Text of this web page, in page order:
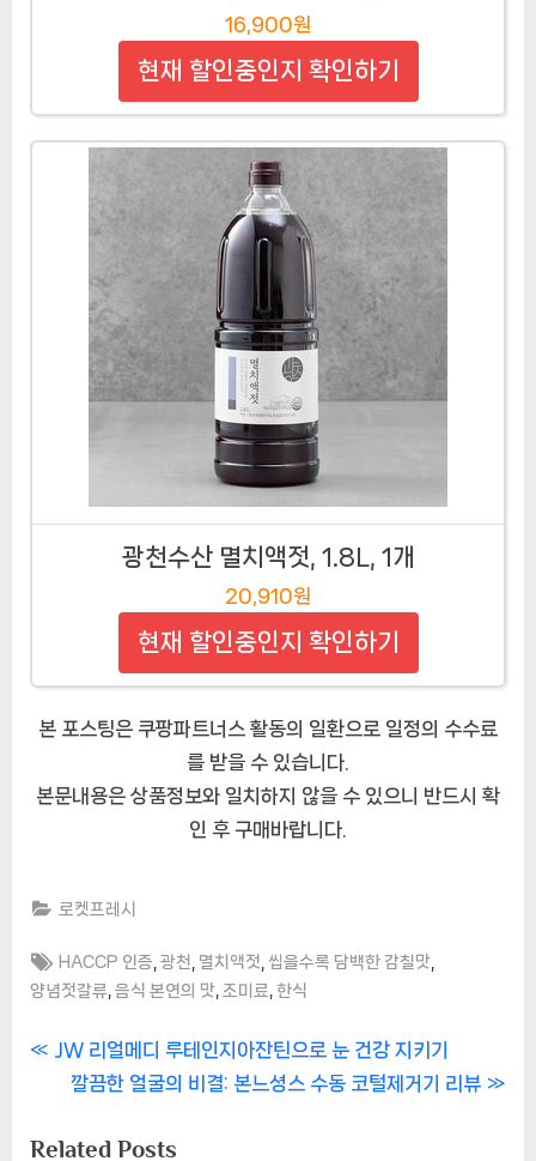
16,900원
현재 할인중인지 확인하기
광천수산 멸치액젓, 1.8L, 1개
20,910원
현재 할인중인지 확인하기
본 포스팅은 쿠팡파트너스 활동의 일환으로 일정의 수수료
를 받을 수 있습니다.
본문내용은 상품정보와 일치하지 않을 수 있으니 반드시 확
인 후 구매바랍니다.
로켓프레시
Tags:
HACCP 인증 ,광천 멸치액젓 씹을수록 담백한 감칠맛
양념젓갈류 음식 본연의 맛 조미료 한식
글P
v
JW 리얼메디 루테인지아잔틴으로 눈 건강 지키기
N
x
깔끔한 얼굴의 비결: 본느셩스 수동 코털제거기 리뷰
Related Posts